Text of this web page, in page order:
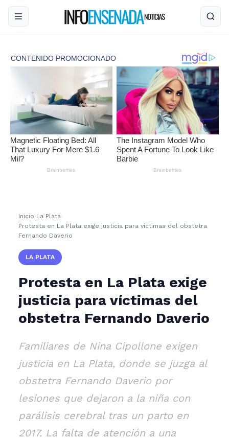
Inicio ›La Plata›
Protesta en La Plata exige justicia para víctimas del obstetra
Fernando Daverio
LA PLATA
Protesta en La Plata exige
justicia para víctimas del
obstetra Fernando Daverio
Familiares de Nina Cipollone exigen
justicia en La Plata, donde se juzga al
obstetra Fernando Daverio por
lesiones que dejaron a la niña con
parálisis cerebral tras un parto en
2017. La falta de atención a una